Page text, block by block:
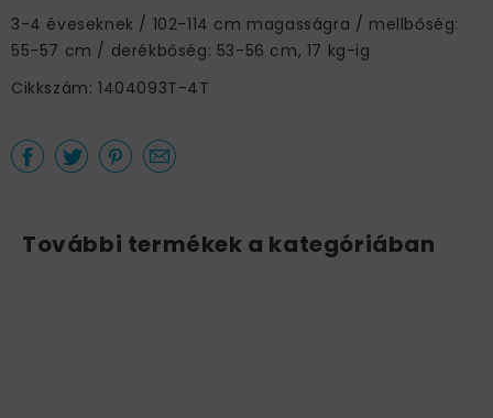
3-4 éveseknek / 102-114 cm magasságra / mellbőség:
55-57 cm / derékbőség: 53-56 cm, 17 kg-ig
Cikkszám: 1404093T-4T
További termékek a kategóriában